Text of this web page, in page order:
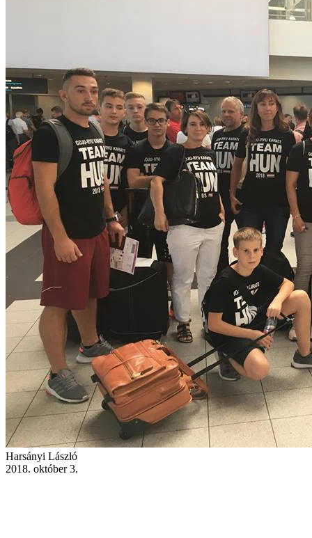
Harsányi László
2018. október 3.